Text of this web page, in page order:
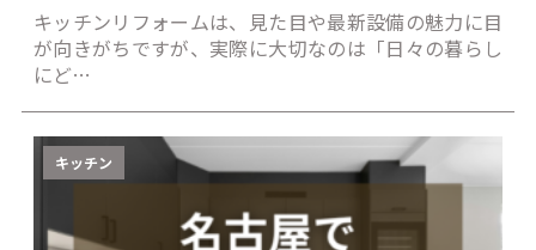
キッチンリフォームは、見た目や最新設備の魅力に目
が向きがちですが、実際に大切なのは「日々の暮らし
にど…
キッチン